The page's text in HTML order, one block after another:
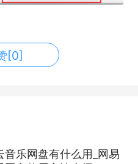
[0]
音乐网盘有什么用_网易